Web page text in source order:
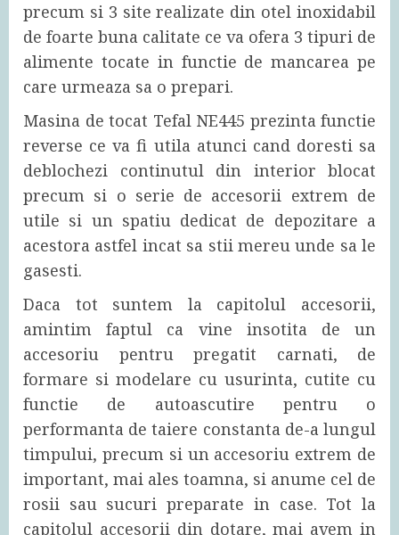
precum si 3 site realizate din otel inoxidabil
de foarte buna calitate ce va ofera 3 tipuri de
alimente tocate in functie de mancarea pe
care urmeaza sa o prepari.
Masina de tocat Tefal NE445 prezinta functie
reverse ce va fi utila atunci cand doresti sa
deblochezi continutul din interior blocat
precum si o serie de accesorii extrem de
utile si un spatiu dedicat de depozitare a
acestora astfel incat sa stii mereu unde sa le
gasesti.
Daca tot suntem la capitolul accesorii,
amintim faptul ca vine insotita de un
accesoriu pentru pregatit carnati, de
formare si modelare cu usurinta, cutite cu
functie de autoascutire pentru o
performanta de taiere constanta de-a lungul
timpului, precum si un accesoriu extrem de
important, mai ales toamna, si anume cel de
rosii sau sucuri preparate in case. Tot la
capitolul accesorii din dotare, mai avem in